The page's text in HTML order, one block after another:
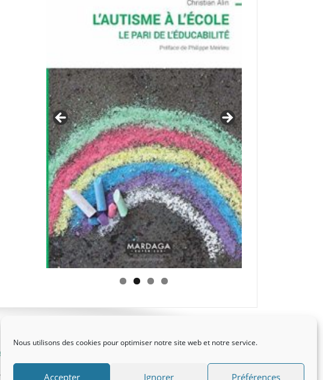
Nous utilisons des cookies pour optimiser notre site web et notre service.
Accepter Ignorer Préférences
(UE)